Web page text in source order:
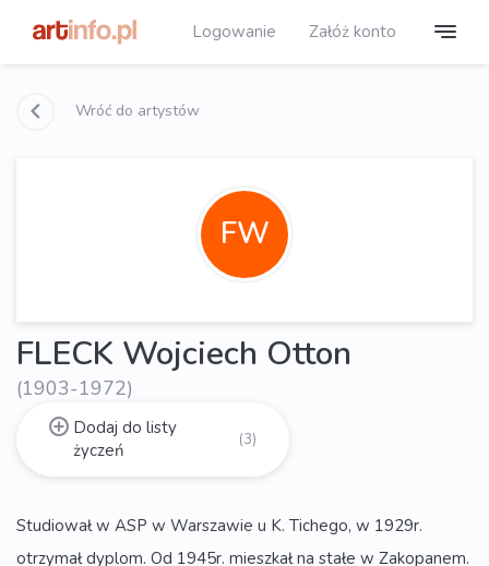
Logowanie Załóż konto
Wróć do artystów
FW
FLECK Wojciech Otton
(1903-1972)
Dodaj do listy
życzeń
(3)
Studiował w ASP w Warszawie u K. Tichego, w 1929r.
otrzymał dyplom. Od 1945r. mieszkał na stałe w Zakopanem.